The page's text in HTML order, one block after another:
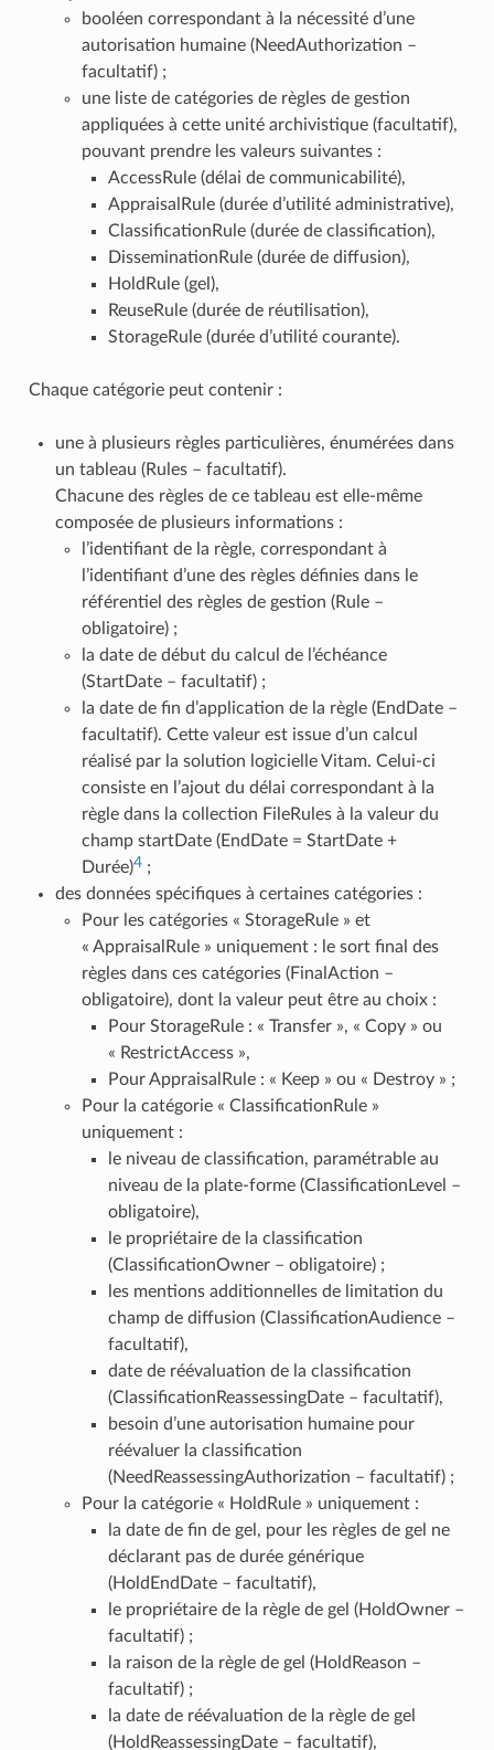
booléen correspondant à la nécessité d’une
autorisation humaine (NeedAuthorization –
facultatif) ;
une liste de catégories de règles de gestion
appliquées à cette unité archivistique (facultatif),
pouvant prendre les valeurs suivantes :
AccessRule (délai de communicabilité),
AppraisalRule (durée d’utilité administrative),
ClassificationRule (durée de classification),
DisseminationRule (durée de diffusion),
HoldRule (gel),
ReuseRule (durée de réutilisation),
StorageRule (durée d’utilité courante).
Chaque catégorie peut contenir :
une à plusieurs règles particulières, énumérées dans
un tableau (Rules – facultatif).
Chacune des règles de ce tableau est elle-même
composée de plusieurs informations :
l’identifiant de la règle, correspondant à
l’identifiant d’une des règles définies dans le
référentiel des règles de gestion (Rule –
obligatoire) ;
la date de début du calcul de l’échéance
(StartDate – facultatif) ;
la date de fin d’application de la règle (EndDate –
facultatif). Cette valeur est issue d’un calcul
réalisé par la solution logicielle Vitam. Celui-ci
consiste en l’ajout du délai correspondant à la
règle dans la collection FileRules à la valeur du
champ startDate (EndDate = StartDate +
Durée)4;
des données spécifiques à certaines catégories :
Pour les catégories « StorageRule » et
« AppraisalRule » uniquement : le sort final des
règles dans ces catégories (FinalAction –
obligatoire), dont la valeur peut être au choix :
Pour StorageRule : « Transfer », « Copy » ou
« RestrictAccess »,
Pour AppraisalRule : « Keep » ou « Destroy » ;
Pour la catégorie « ClassificationRule »
uniquement :
le niveau de classification, paramétrable au
niveau de la plate-forme (ClassificationLevel –
obligatoire),
le propriétaire de la classification
(ClassificationOwner – obligatoire) ;
les mentions additionnelles de limitation du
champ de diffusion (ClassificationAudience –
facultatif),
date de réévaluation de la classification
(ClassificationReassessingDate – facultatif),
besoin d’une autorisation humaine pour
réévaluer la classification
(NeedReassessingAuthorization – facultatif) ;
Pour la catégorie « HoldRule » uniquement :
la date de fin de gel, pour les règles de gel ne
déclarant pas de durée générique
(HoldEndDate – facultatif),
le propriétaire de la règle de gel (HoldOwner –
facultatif) ;
la raison de la règle de gel (HoldReason –
facultatif) ;
la date de réévaluation de la règle de gel
(HoldReassessingDate – facultatif),